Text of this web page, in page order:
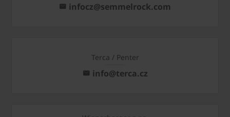
infocz@semmelrock.com
Terca / Penter
info@terca.cz